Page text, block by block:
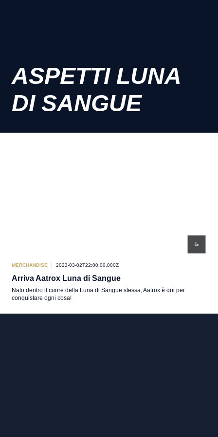
ASPETTI LUNA
DI SANGUE
MERCHANDISE 2023-03-02T22:00:00.000Z
Arriva Aatrox Luna di Sangue
Nato dentro il cuore della Luna di Sangue stessa, Aatrox è qui per
conquistare ogni cosa!